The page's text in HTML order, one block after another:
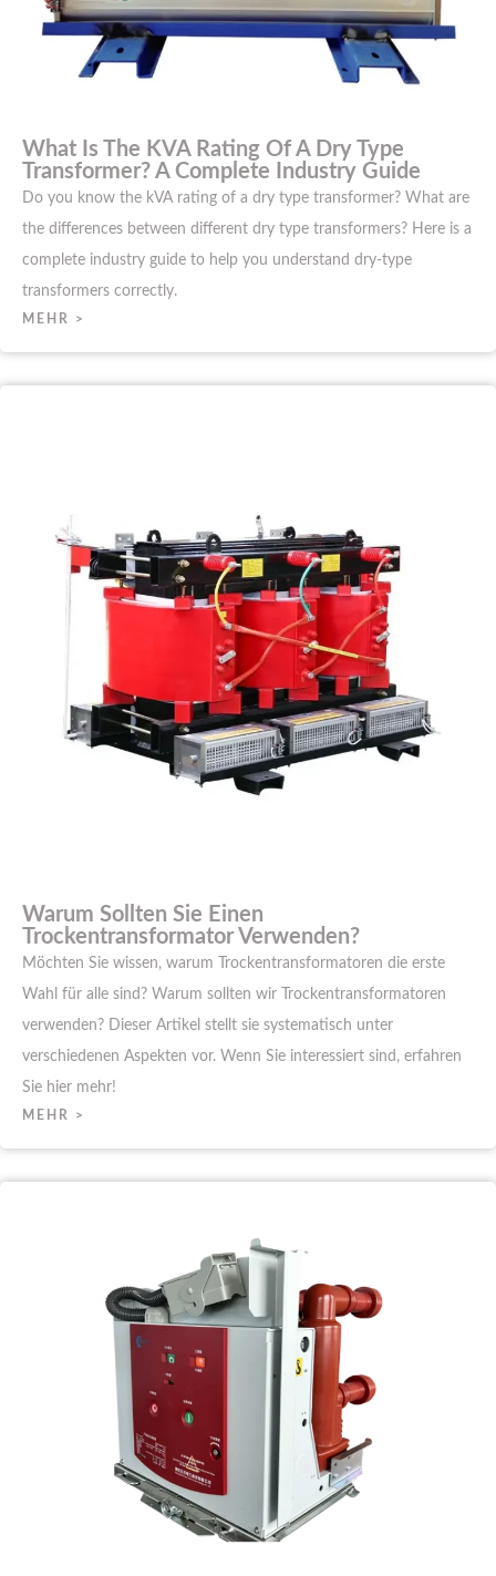
What Is The KVA Rating Of A Dry Type
Transformer? A Complete Industry Guide
Do you know the kVA rating of a dry type transformer? What are
the differences between different dry type transformers? Here is a
complete industry guide to help you understand dry-type
transformers correctly.
MEHR >
Warum Sollten Sie Einen
Trockentransformator Verwenden?
Möchten Sie wissen, warum Trockentransformatoren die erste
Wahl für alle sind? Warum sollten wir Trockentransformatoren
verwenden? Dieser Artikel stellt sie systematisch unter
verschiedenen Aspekten vor. Wenn Sie interessiert sind, erfahren
Sie hier mehr!
MEHR >